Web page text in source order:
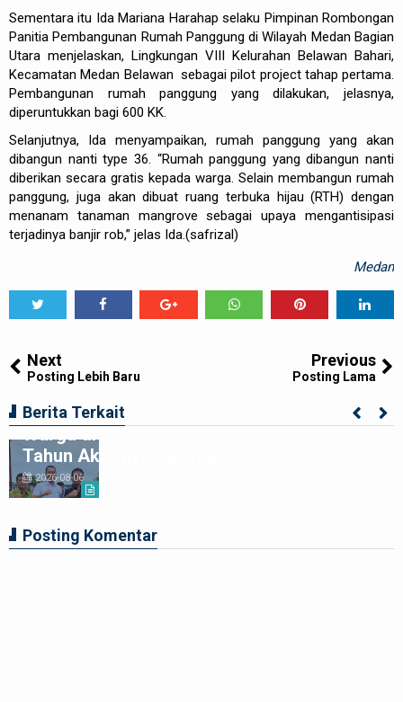
Sementara itu Ida Mariana Harahap selaku Pimpinan Rombongan
Panitia Pembangunan Rumah Panggung di Wilayah Medan Bagian
Utara menjelaskan, Lingkungan VIII Kelurahan Belawan Bahari,
Kecamatan Medan Belawan sebagai pilot project tahap pertama.
Pembangunan rumah panggung yang dilakukan, jelasnya,
diperuntukkan bagi 600 KK.
Selanjutnya, Ida menyampaikan, rumah panggung yang akan
dibangun nanti type 36. “Rumah panggung yang dibangun nanti
diberikan secara gratis kepada warga. Selain membangun rumah
panggung, juga akan dibuat ruang terbuka hijau (RTH) dengan
menanam tanaman mangrove sebagai upaya mengantisipasi
terjadinya banjir rob,” jelas Ida.(safrizal)
Medan
Next
Posting Lebih Baru
Previous
Posting Lama
Berita Terkait
Kolaborasi Apik Gubsu-DPRD Sumut-
Warga di Nias Utara: Jalan Rusak Puluhan
Tahun Akhirnya Diperbaiki
2026-08-06
Posting Komentar